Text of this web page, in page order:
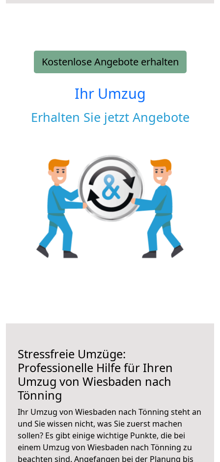
Kostenlose Angebote erhalten
Ihr Umzug
Erhalten Sie jetzt Angebote
Stressfreie Umzüge:
Professionelle Hilfe für Ihren
Umzug von Wiesbaden nach
Tönning
Ihr Umzug von Wiesbaden nach Tönning steht an
und Sie wissen nicht, was Sie zuerst machen
sollen? Es gibt einige wichtige Punkte, die bei
einem Umzug von Wiesbaden nach Tönning zu
beachten sind. Angefangen bei der Planung bis